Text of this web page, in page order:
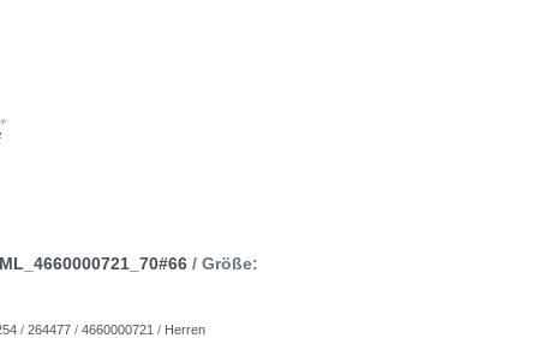
ML_4660000721_70#66 / Größe:
/ 264477 / 4660000721 / Herren